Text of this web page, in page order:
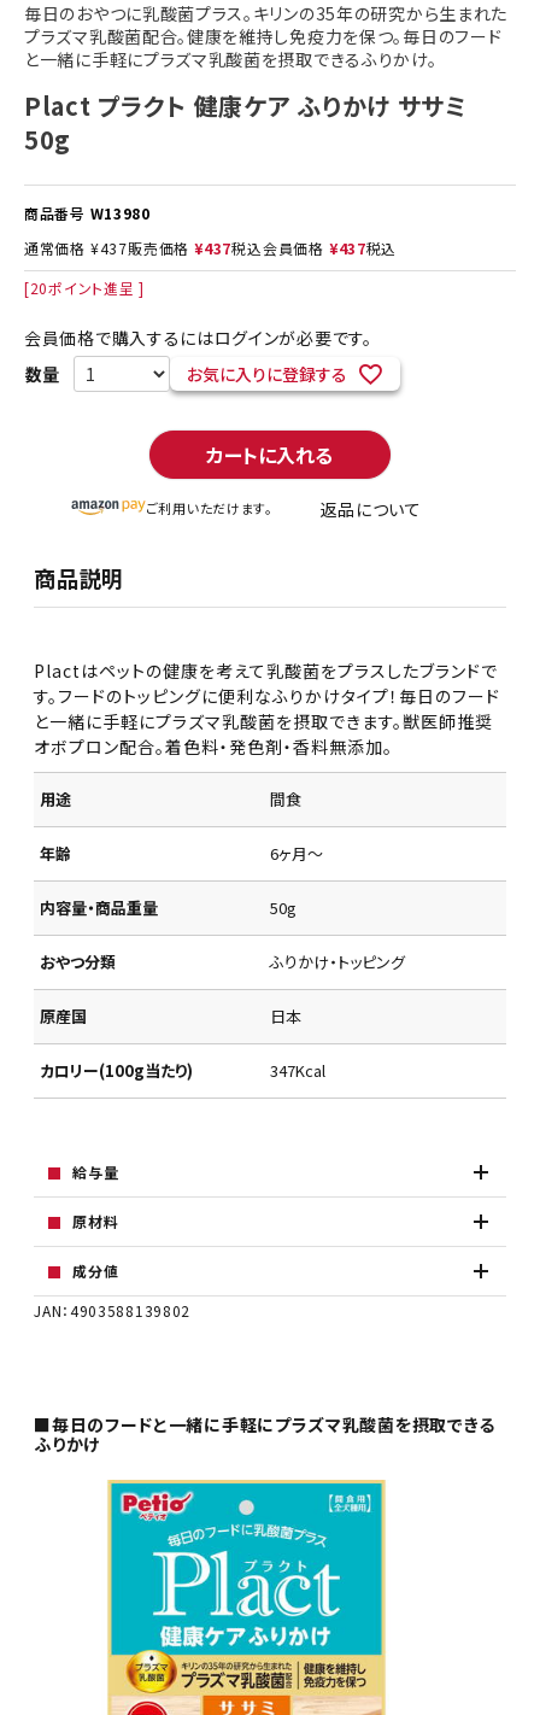
毎日のおやつに乳酸菌プラス。キリンの35年の研究から生まれた
プラズマ乳酸菌配合。健康を維持し免疫力を保つ。毎日のフード
と一緒に手軽にプラズマ乳酸菌を摂取できるふりかけ。
Plact プラクト 健康ケア ふりかけ ササミ
50g
商品番号 W13980
通常価格 ¥437販売価格 ¥437税込会員価格 ¥437税込
[20ポイント進呈 ]
会員価格で購入するにはログインが必要です。
お気に入りに登録する
カートに入れる
ご利用いただけます。 返品について
商品説明
Plactはペットの健康を考えて乳酸菌をプラスしたブランドで
す。フードのトッピングに便利なふりかけタイプ！毎日のフード
と一緒に手軽にプラズマ乳酸菌を摂取できます。獣医師推奨
オボプロン配合。着色料・発色剤・香料無添加。
用途 間食
年齢 6ヶ月～
内容量・商品重量 50g
おやつ分類 ふりかけ・トッピング
原産国 日本
カロリー(100g当たり) 347Kcal
給与量
原材料
成分値
JAN：4903588139802
■毎日のフードと一緒に手軽にプラズマ乳酸菌を摂取できる
ふりかけ